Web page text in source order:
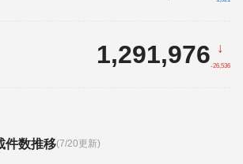
1,291,976 ↓
-26,536
件数推移(7/20更新)